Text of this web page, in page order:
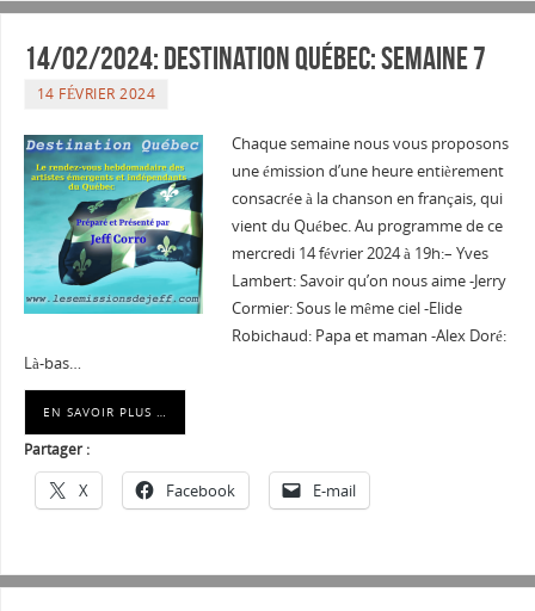
14/02/2024: Destination Québec: semaine 7
14 FÉVRIER 2024
Chaque semaine nous vous proposons
une émission d’une heure entièrement
consacrée à la chanson en français, qui
vient du Québec. Au programme de ce
mercredi 14 février 2024 à 19h:– Yves
Lambert: Savoir qu’on nous aime -Jerry
Cormier: Sous le même ciel -Elide
Robichaud: Papa et maman -Alex Doré:
Là-bas…
EN SAVOIR PLUS …
Partager :
X Facebook E-mail